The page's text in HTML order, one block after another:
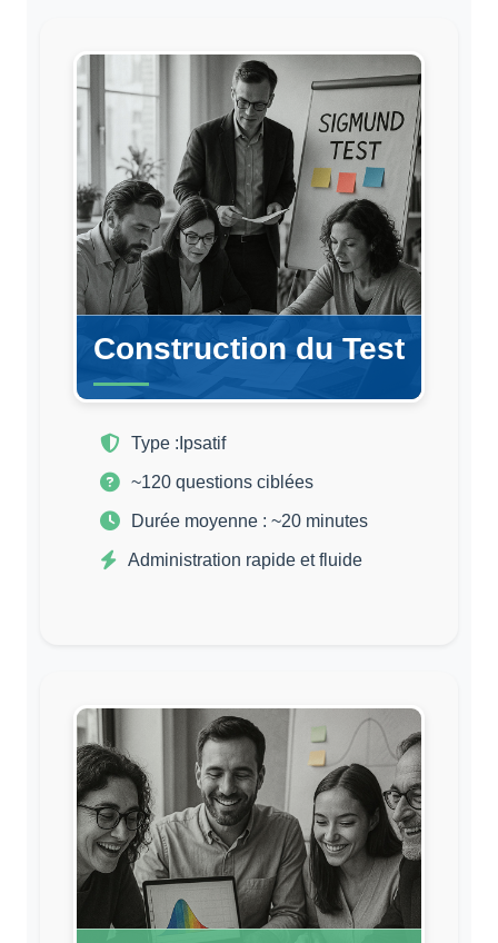
Construction du Test
Type : Ipsatif
~120 questions ciblées
Durée moyenne : ~20 minutes
Administration rapide et fluide